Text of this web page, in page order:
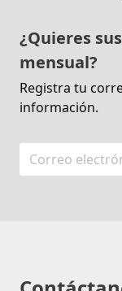
¿Quieres
mensual?
Registra tu
información.